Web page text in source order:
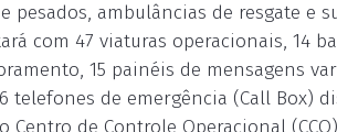
pesados, ambulâncias de resgate e
com 47 viaturas operacionais, 14
15 painéis de mensagens
telefones de emergência (Call Box)
de Controle Operacional